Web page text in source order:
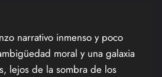
narrativo inmenso y poco
moral y una galaxia
lejos de la sombra de los